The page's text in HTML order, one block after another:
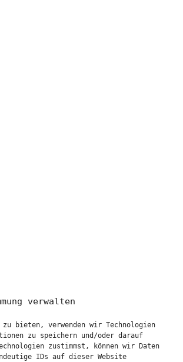
verwalten
bieten, verwenden wir Technologien
zu speichern und/oder darauf
zustimmst, können wir Daten
IDs auf dieser Website